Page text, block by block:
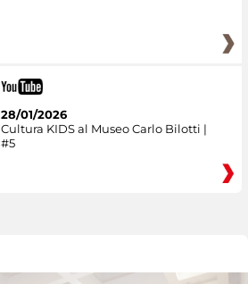
28/01/2026
Cultura KIDS al Museo Carlo Bilotti |
#5